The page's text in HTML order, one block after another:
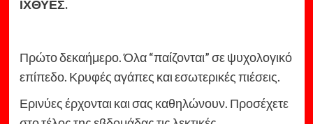
ΙΧΘΥΕΣ.
Πρώτο δεκαήμερο. Όλα “παίζονται” σε ψυχολογικό
επίπεδο. Κρυφές αγάπες και εσωτερικές πιέσεις.
Ερινύες έρχονται και σας καθηλώνουν. Προσέχετε